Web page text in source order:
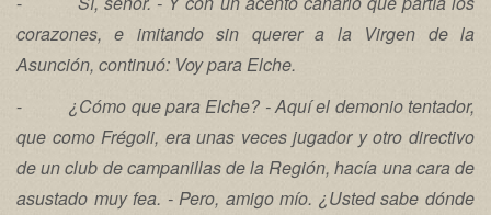
corazones, e imitando sin querer a la Virgen de la
Asunción, continuó: Voy para Elche.
-¿Cómo que para Elche? - Aquí el demonio tentador,
que como Frégoli, era unas veces jugador y otro directivo
de un club de campanillas de la Región, hacía una cara de
asustado muy fea. - Pero, amigo mío. ¿Usted sabe dónde